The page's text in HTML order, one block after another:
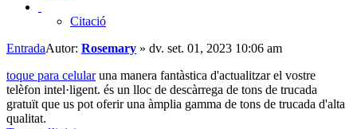
Citació
EntradaAutor: Rosemary » dv. set. 01, 2023 10:06 am
toque para celularuna manera fantàstica d'actualitzar el vostre
telèfon intel·ligent. és un lloc de descàrrega de tons de trucada
gratuït que us pot oferir una àmplia gamma de tons de trucada d'alta
qualitat.